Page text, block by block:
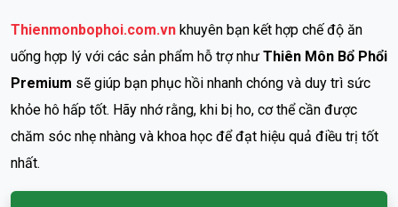
Thienmonbophoi.com.vn khuyên bạn kết hợp chế độ ăn
uống hợp lý với các sản phẩm hỗ trợ như Thiên Môn Bổ Phổi
Premium sẽ giúp bạn phục hồi nhanh chóng và duy trì sức
khỏe hô hấp tốt. Hãy nhớ rằng, khi bị ho, cơ thể cần được
chăm sóc nhẹ nhàng và khoa học để đạt hiệu quả điều trị tốt
nhất.